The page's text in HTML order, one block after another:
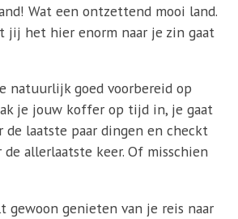
Wat een ontzettend mooi land.
jij het hier enorm naar je zin gaat
natuurlijk goed voorbereid op
je jouw koffer op tijd in, je gaat
de laatste paar dingen en checkt
allerlaatste keer. Of misschien
gewoon genieten van je reis naar